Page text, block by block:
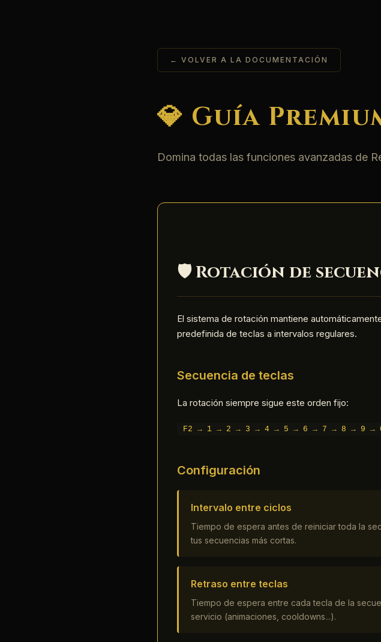
← VOLVER A LA DOCUMENTACIÓN
💎 Guía
Domina todas las funciones avanzadas de
🛡️ Rotación de
El sistema de rotación mantiene
predefinida de teclas a intervalos regulares.
Secuencia de teclas
La rotación siempre sigue este orden fijo:
F2 → 1 → 2 → 3 → 4 → 5 → 6 → 7 → 8 → 9 →
Configuración
Intervalo entre ciclos
Tiempo de espera antes de reiniciar toda la
tus secuencias más cortas.
Retraso entre teclas
Tiempo de espera entre cada tecla de la
servicio (animaciones, cooldowns...).